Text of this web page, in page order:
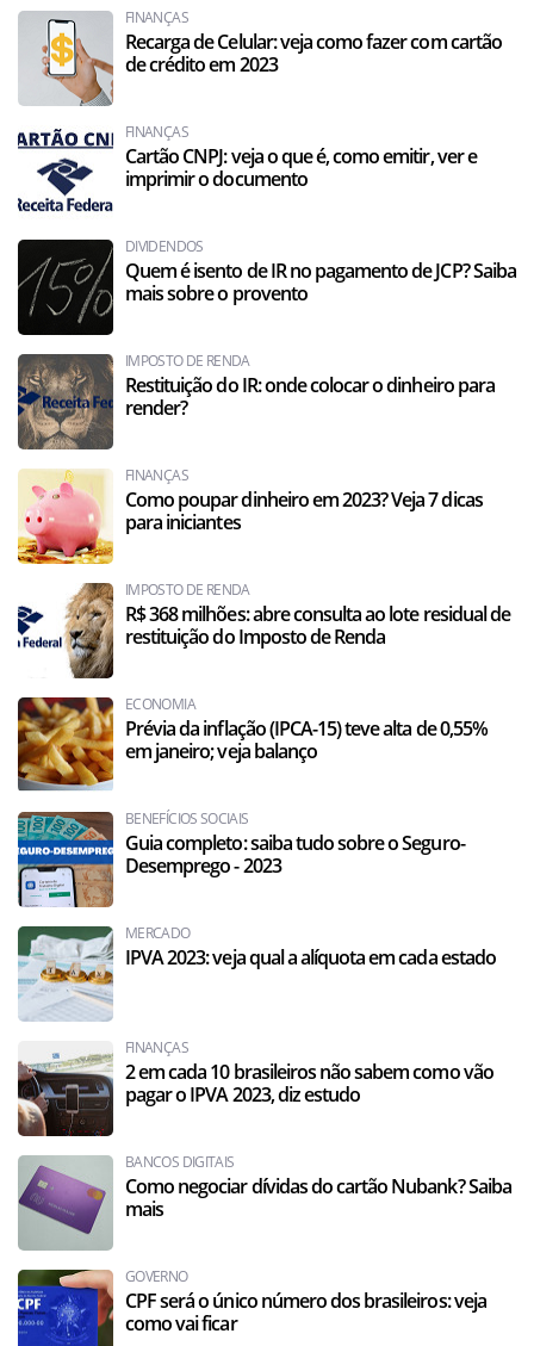
FINANÇAS
Recarga de Celular: veja como fazer com cartão
de crédito em 2023
FINANÇAS
Cartão CNPJ: veja o que é, como emitir, ver e
imprimir o documento
DIVIDENDOS
Quem é isento de IR no pagamento de JCP? Saiba
mais sobre o provento
IMPOSTO DE RENDA
Restituição do IR: onde colocar o dinheiro para
render?
FINANÇAS
Como poupar dinheiro em 2023? Veja 7 dicas
para iniciantes
IMPOSTO DE RENDA
R$ 368 milhões: abre consulta ao lote residual de
restituição do Imposto de Renda
ECONOMIA
Prévia da inflação (IPCA-15) teve alta de 0,55%
em janeiro; veja balanço
BENEFÍCIOS SOCIAIS
Guia completo: saiba tudo sobre o Seguro-
Desemprego - 2023
MERCADO
IPVA 2023: veja qual a alíquota em cada estado
FINANÇAS
2 em cada 10 brasileiros não sabem como vão
pagar o IPVA 2023, diz estudo
BANCOS DIGITAIS
Como negociar dívidas do cartão Nubank? Saiba
mais
GOVERNO
CPF será o único número dos brasileiros: veja
como vai ficar